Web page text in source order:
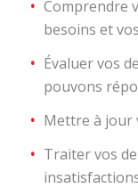
Comprendre
besoins et
Évaluer vos
pouvons
Mettre à jour
Traiter vos